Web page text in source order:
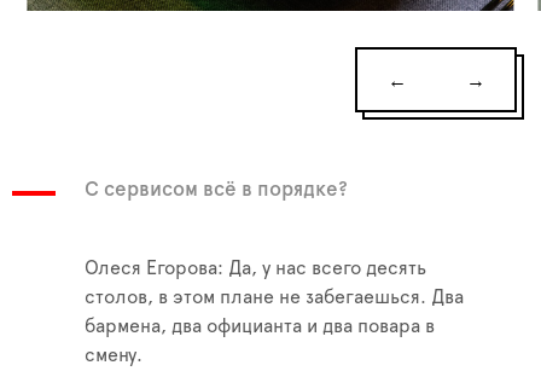
← →
С сервисом всё в порядке?
Олеся Егорова: Да, у нас всего десять
столов, в этом плане не забегаешься. Два
бармена, два официанта и два повара в
смену.